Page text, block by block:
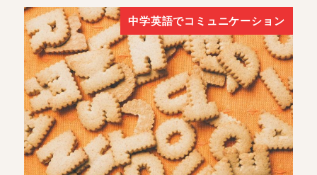
中学英語でコミュニケーション